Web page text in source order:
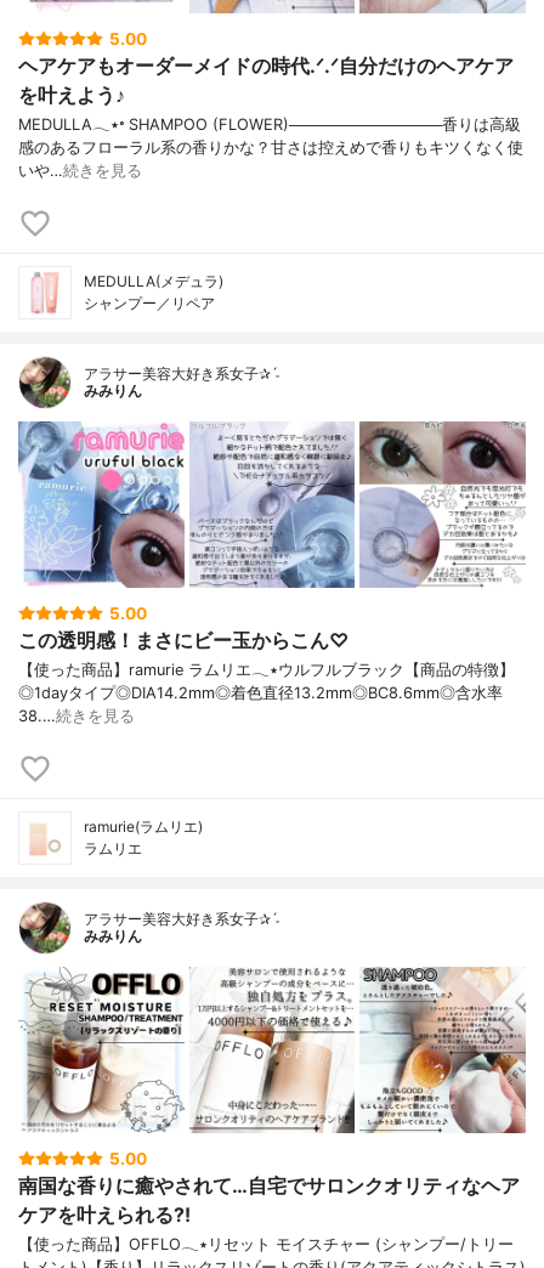
5.00
ヘアケアもオーダーメイドの時代.ᐟ.ᐟ自分だけのヘアケア
を叶えよう♪
MEDULLA𓂃٭⸰ SHAMPOO (FLOWER)──────────────香りは高級
感のあるフローラル系の香りかな？甘さは控えめで香りもキツくなく使
いや…続きを見る
MEDULLA(メデュラ)
シャンプー／リペア
アラサー美容大好き系女子✰ˊ˗
みみりん
5.00
この透明感！まさにビー玉からこん♡
【使った商品】ramurie ラムリエ𓂃٭ウルフルブラック【商品の特徴】
◎1dayタイプ◎DIA14.2mm◎着色直径13.2mm◎BC8.6mm◎含水率
38.…続きを見る
ramurie(ラムリエ)
ラムリエ
アラサー美容大好き系女子✰ˊ˗
みみりん
5.00
南国な香りに癒やされて…自宅でサロンクオリティなヘア
ケアを叶えられる?!
【使った商品】OFFLO𓂃٭リセット モイスチャー (シャンプー/トリー